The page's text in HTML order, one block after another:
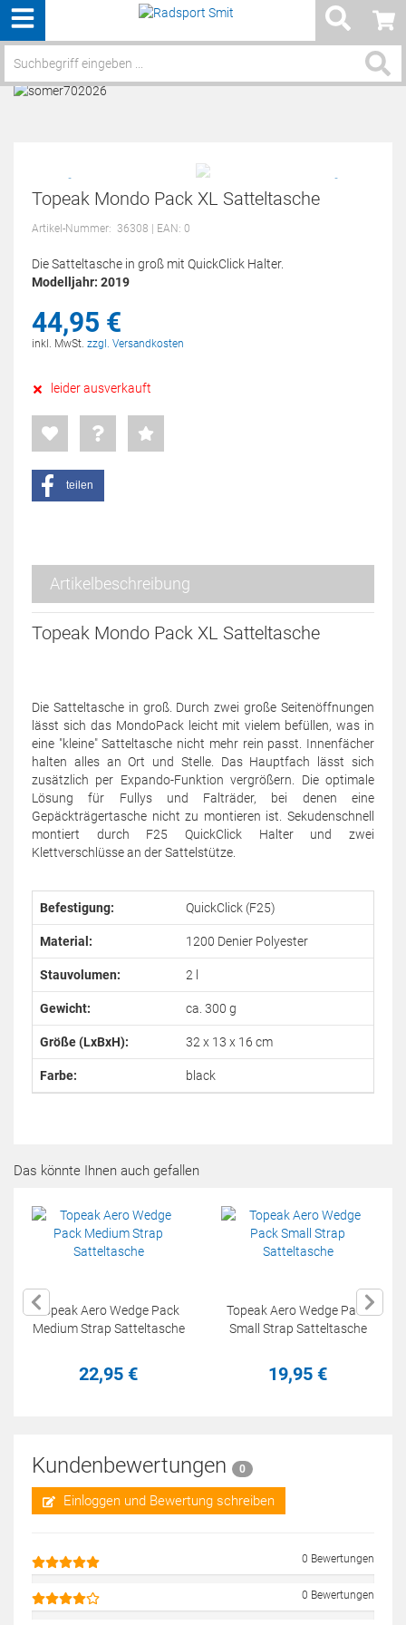
Menü
Service / Hilfe
Topeak Mondo Pack XL Satteltasche
Artikel-Nummer: 36308 | EAN: 0
Die Satteltasche in groß mit QuickClick Halter.
Modelljahr: 2019
44,95 €
inkl. MwSt. zzgl. Versandkosten
leider ausverkauft
teilen
Artikelbeschreibung
Topeak Mondo Pack XL Satteltasche
Die Satteltasche in groß. Durch zwei große Seitenöffnungen
lässt sich das MondoPack leicht mit vielem befüllen, was in
eine "kleine" Satteltasche nicht mehr rein passt. Innenfächer
halten alles an Ort und Stelle. Das Hauptfach lässt sich
zusätzlich per Expando-Funktion vergrößern. Die optimale
Lösung für Fullys und Falträder, bei denen eine
Gepäckträgertasche nicht zu montieren ist. Sekudenschnell
montiert durch F25 QuickClick Halter und zwei
Klettverschlüsse an der Sattelstütze.
Befestigung: QuickClick (F25)
Material: 1200 Denier Polyester
Stauvolumen: 2 l
Gewicht: ca. 300 g
Größe (LxBxH): 32 x 13 x 16 cm
Farbe: black
Das könnte Ihnen auch gefallen
Topeak Aero Wedge Pack
Medium Strap Satteltasche
22,95 €
Topeak Aero Wedge Pack
Small Strap Satteltasche
19,95 €
Kundenbewertungen 0
Einloggen und Bewertung schreiben
0 Bewertungen
0 Bewertungen